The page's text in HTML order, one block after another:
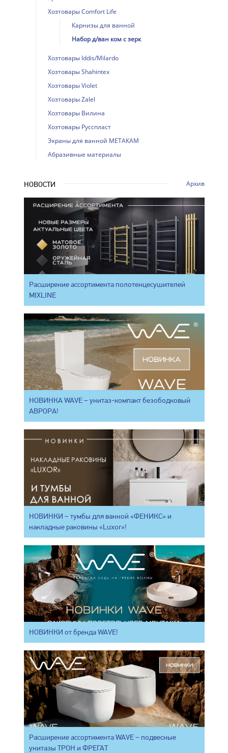
Хозтовары Comfort Life
Карнизы для ванной
Набор д/ван ком с зерк
Хозтовары Iddis/Milardo
Хозтовары Shahintex
Хозтовары Violet
Хозтовары Zalel
Хозтовары Вилина
Хозтовары Русспласт
Экраны для ванной МЕТАКАМ
Абразивные материалы
НОВОСТИ Архив
Расширение ассортимента полотенцесушителей
MIXLINE
НОВИНКА WAVE – унитаз-компакт безободковый
АВРОРА!
НОВИНКИ – тумбы для ванной «ФЕНИКС» и
накладные раковины «Luxor»!
НОВИНКИ от бренда WAVE!
Расширение ассортимента WAVE – подвесные
унитазы ТРОН и ФРЕГАТ